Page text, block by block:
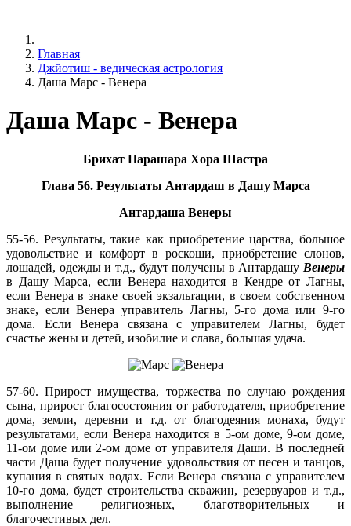
Главная
Джйотиш - ведическая астрология
Даша Марс - Венера
Даша Марс - Венера
Брихат Парашара Хора Шастра
Глава 56. Результаты Антардаш в Дашу Марса
Антардаша Венеры
55-56. Результаты, такие как приобретение царства, большое
удовольствие и комфорт в роскоши, приобретение слонов,
лошадей, одежды и т.д., будут получены в Антардашу Венеры
в Дашу Марса, если Венера находится в Кендре от Лагны,
если Венера в знаке своей экзальтации, в своем собственном
знаке, если Венера управитель Лагны, 5-го дома или 9-го
дома. Если Венера связана с управителем Лагны, будет
счастье жены и детей, изобилие и слава, большая удача.
57-60. Прирост имущества, торжества по случаю рождения
сына, прирост благосостояния от работодателя, приобретение
дома, земли, деревни и т.д. от благодеяния монаха, будут
результатами, если Венера находится в 5-ом доме, 9-ом доме,
11-ом доме или 2-ом доме от управителя Даши. В последней
части Даша будет получение удовольствия от песен и танцов,
купания в святых водах. Если Венера связана с управителем
10-го дома, будет строительства скважин, резервуаров и т.д.,
выполнение религиозных, благотворительных и
благочестивых дел.